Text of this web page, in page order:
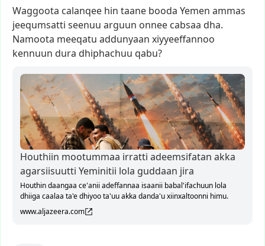
Waggoota calanqee hin taane booda Yemen ammas
jeequmsatti seenuu arguun onnee cabsaa dha.
Namoota meeqatu addunyaan xiyyeeffannoo
kennuun dura dhiphachuu qabu?
Houthiin mootummaa irratti adeemsifatan akka
agarsiisuutti Yeminitii lola guddaan jira
Houthin daangaa ce'anii adeffannaa isaanii babal'ifachuun lola
dhiiga caalaa ta'e dhiyoo ta'uu akka danda'u xiinxaltoonni himu.
www.aljazeera.com